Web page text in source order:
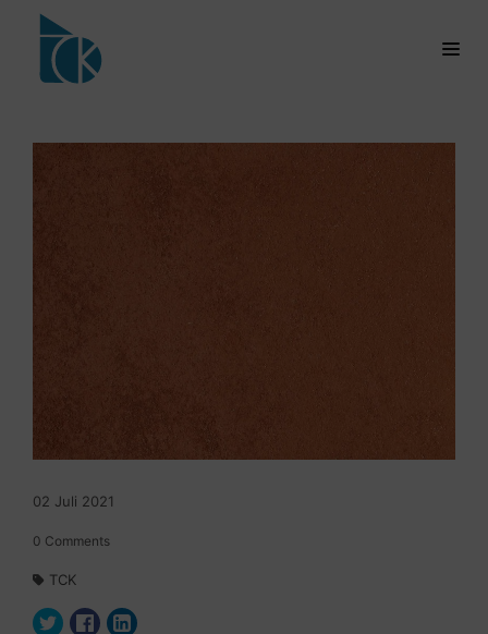
02 Juli 2021
0 Comments
TCK